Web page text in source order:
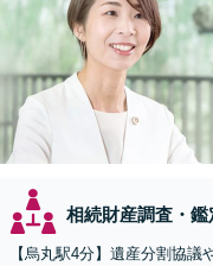
相続財産調査・鑑
【烏丸駅4分】遺産分割協